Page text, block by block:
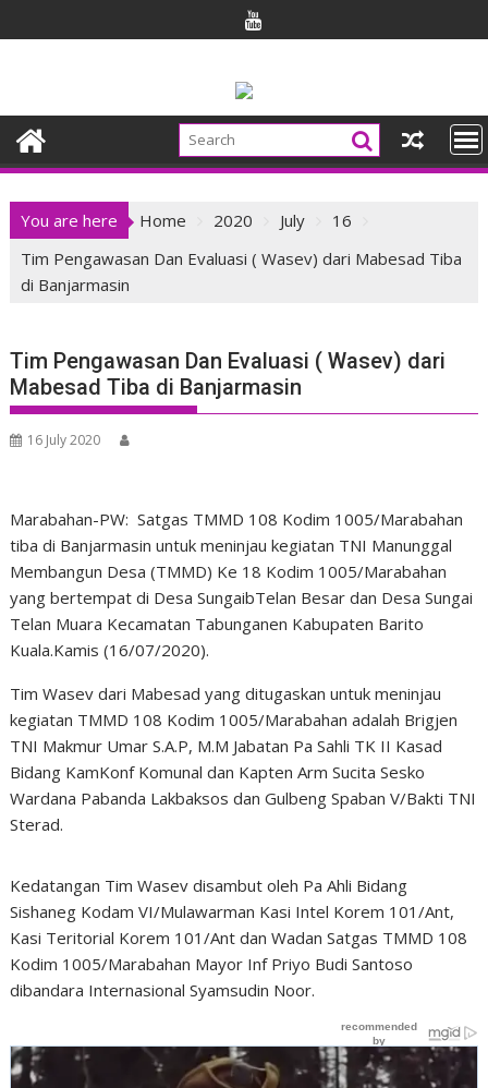
to
You are here Home 2020 July
16
Tim Pengawasan Dan Evaluasi ( Wasev) dari Mabesad Tiba
di Banjarmasin
Tim Pengawasan Dan Evaluasi ( Wasev) dari
Mabesad Tiba di Banjarmasin
16 July 2020
Marabahan-PW: Satgas TMMD 108 Kodim 1005/Marabahan
tiba di Banjarmasin untuk meninjau kegiatan TNI Manunggal
Membangun Desa (TMMD) Ke 18 Kodim 1005/Marabahan
yang bertempat di Desa SungaibTelan Besar dan Desa Sungai
Telan Muara Kecamatan Tabunganen Kabupaten Barito
Kuala.Kamis (16/07/2020).
Tim Wasev dari Mabesad yang ditugaskan untuk meninjau
kegiatan TMMD 108 Kodim 1005/Marabahan adalah Brigjen
TNI Makmur Umar S.A.P, M.M Jabatan Pa Sahli TK II Kasad
Bidang KamKonf Komunal dan Kapten Arm Sucita Sesko
Wardana Pabanda Lakbaksos dan Gulbeng Spaban V/Bakti TNI
Sterad.
Kedatangan Tim Wasev disambut oleh Pa Ahli Bidang
Sishaneg Kodam VI/Mulawarman Kasi Intel Korem 101/Ant,
Kasi Teritorial Korem 101/Ant dan Wadan Satgas TMMD 108
Kodim 1005/Marabahan Mayor Inf Priyo Budi Santoso
dibandara Internasional Syamsudin Noor.